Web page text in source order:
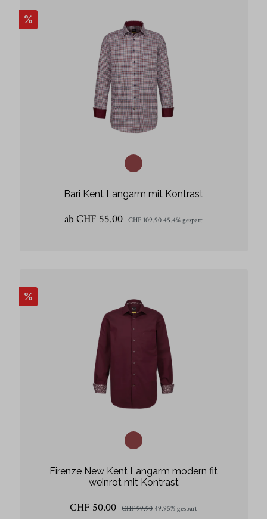
%
Bari Kent Langarm mit Kontrast
ab CHF 55.00 CHF 109.90 45.4% gespart
%
Firenze New Kent Langarm modern fit
weinrot mit Kontrast
CHF 50.00 CHF 99.90 49.95% gespart